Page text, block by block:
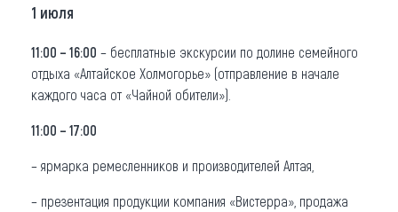
1 июля
11:00 – 16:00 – бесплатные экскурсии по долине семейного
отдыха «Алтайское Холмогорье» (отправление в начале
каждого часа от «Чайной обители»).
11:00 – 17:00
– ярмарка ремесленников и производителей Алтая,
– презентация продукции компания «Вистерра», продажа